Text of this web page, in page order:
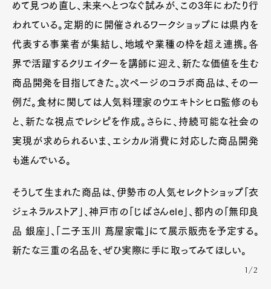
めて見つめ直し、未来へとつなぐ試みが、この3年にわたり行
われている。定期的に開催されるワークショップには県内を
代表する事業者が集結し、地域や業種の枠を超え連携。各
界で活躍するクリエイターを講師に迎え、新たな価値を生む
商品開発を目指してきた。次ページのコラボ商品は、その一
例だ。食材に関しては人気料理家のウエキトシヒロ監修のも
と、新たな視点でレシピを作成。さらに、持続可能な社会の
実現が求められるいま、エシカル消費に対応した商品開発
も進んでいる。
そうして生まれた商品は、伊勢市の人気セレクトショップ「衣
ジェネラルストア」、神戸市の「じばさんele」、都内の「無印良
品 銀座」、「二子玉川 蔦屋家電」にて展示販売を予定する。
新たな三重の名品を、ぜひ実際に手に取ってみてほしい。
1/2